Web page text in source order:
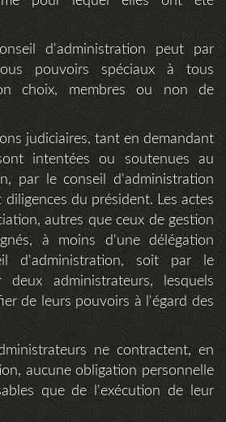
d'administration peut par
pouvoirs spéciaux à tous
choix, membres ou non de
judiciaires, tant en demandant
intentées ou soutenues au
par le conseil d'administration
du président. Les actes
autres que ceux de gestion
à moins d'une délégation
d'administration, soit par le
administrateurs, lesquels
de leurs pouvoirs à l'égard des
ne contractent, en
aucune obligation personnelle
que de l'exécution de leur